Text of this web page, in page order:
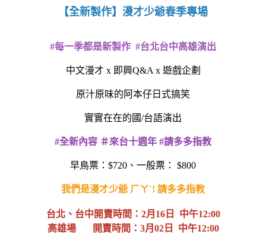
【全新製作】漫才少爺春季專場
#每一季都是新製作 #台北台中高雄演出
中文漫才 x 即興Q&A x 遊戲企劃
原汁原味的阿本仔日式搞笑
實實在在的國/台語演出
#全新內容 ＃來台十週年 #請多多指教
早鳥票：$720、一般票： $800
我們是漫才少爺 ㄏㄚˋ! 請多多指教
台北、台中開賣時間：2月16日 中午12:00
高雄場 開賣時間：3月02日 中午12:00